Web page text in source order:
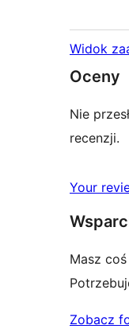
Widok
Oceny
Nie
recenzji.
Your
Masz
Zobacz